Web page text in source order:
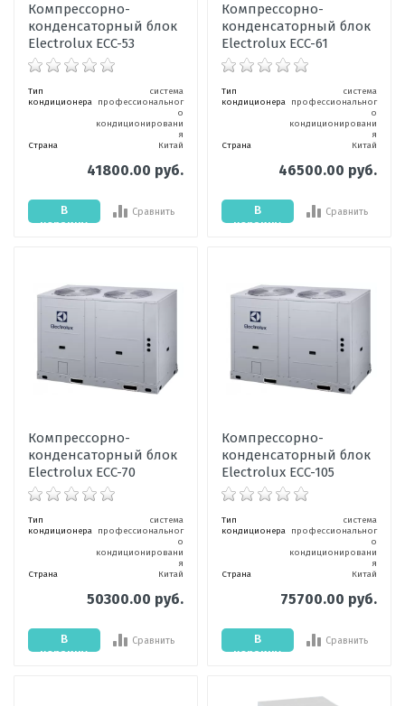
Компрессорно-
конденсаторный блок
Electrolux ECC-53
Тип
кондиционера
система
профессиональног
о
кондиционировани
я
Страна
Китай
41800.00 руб.
В
корзину
Сравнить
Компрессорно-
конденсаторный блок
Electrolux ECC-61
Тип
кондиционера
система
профессиональног
о
кондиционировани
я
Страна
Китай
46500.00 руб.
В
корзину
Сравнить
Компрессорно-
конденсаторный блок
Electrolux ECC-70
Тип
кондиционера
система
профессиональног
о
кондиционировани
я
Страна
Китай
50300.00 руб.
В
корзину
Сравнить
Компрессорно-
конденсаторный блок
Electrolux ECC-105
Тип
кондиционера
система
профессиональног
о
кондиционировани
я
Страна
Китай
75700.00 руб.
В
корзину
Сравнить